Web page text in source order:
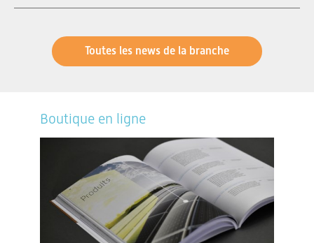
Toutes les news de la branche
Boutique en ligne